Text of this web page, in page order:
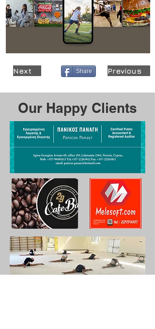
Next Share Previous
Our Happy Clients